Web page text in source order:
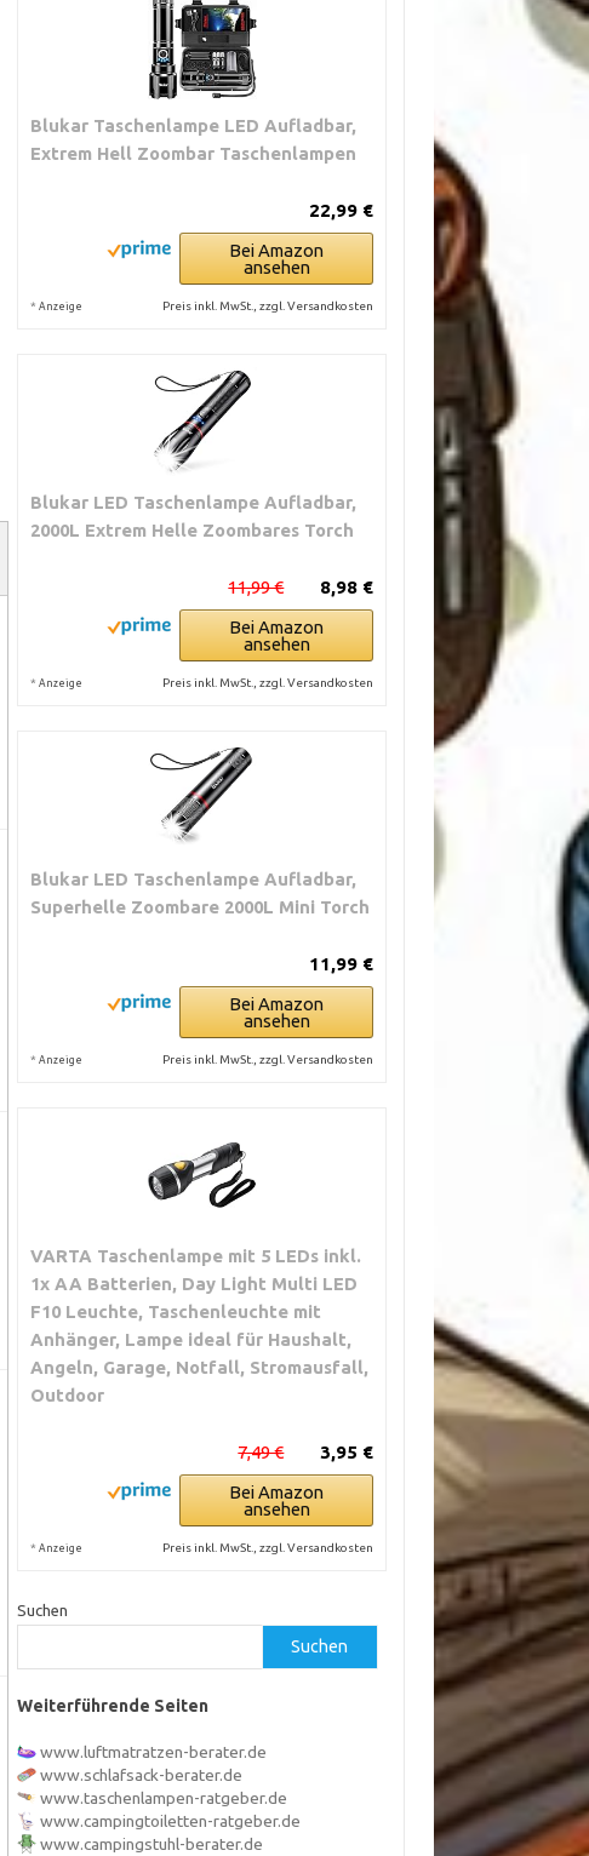
Blukar Taschenlampe LED Aufladbar,
Extrem Hell Zoombar Taschenlampen
22,99 €
Bei Amazon
ansehen
* Anzeige Preis inkl. MwSt., zzgl. Versandkosten
Blukar LED Taschenlampe Aufladbar,
2000L Extrem Helle Zoombares Torch
8,98 €
11,99 €
Bei Amazon
ansehen
* Anzeige Preis inkl. MwSt., zzgl. Versandkosten
Blukar LED Taschenlampe Aufladbar,
Superhelle Zoombare 2000L Mini Torch
11,99 €
Bei Amazon
ansehen
* Anzeige Preis inkl. MwSt., zzgl. Versandkosten
VARTA Taschenlampe mit 5 LEDs inkl.
1x AA Batterien, Day Light Multi LED
F10 Leuchte, Taschenleuchte mit
Anhänger, Lampe ideal für Haushalt,
Angeln, Garage, Notfall, Stromausfall,
Outdoor
3,95 €
7,49 €
Bei Amazon
ansehen
* Anzeige Preis inkl. MwSt., zzgl. Versandkosten
Suchen
Suchen
Weiterführende Seiten
www.luftmatratzen-berater.de
www.schlafsack-berater.de
www.taschenlampen-ratgeber.de
www.campingtoiletten-ratgeber.de
www.campingstuhl-berater.de